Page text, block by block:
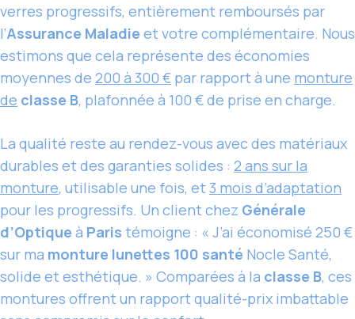
verres progressifs, entièrement remboursés par
l’Assurance Maladie et votre complémentaire. Nous
estimons que cela représente des économies
moyennes de 200 à 300 € par rapport à une monture
de classe B, plafonnée à 100 € de prise en charge.
La qualité reste au rendez-vous avec des matériaux
durables et des garanties solides : 2 ans sur la
monture, utilisable une fois, et3 mois d’adaptation
pour les progressifs. Un client chez Générale
d’Optique à Paris témoigne : « J’ai économisé 250 €
sur ma monture lunettes 100 santé Nocle Santé,
solide et esthétique. » Comparées à la classe B, ces
montures offrent un rapport qualité-prix imbattable